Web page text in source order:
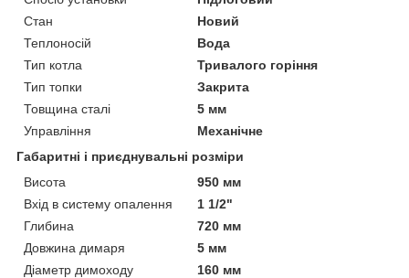
Стан
Новий
Теплоносій
Вода
Тип котла
Тривалого горіння
Тип топки
Закрита
Товщина сталі
5 мм
Управління
Механічне
Габаритні і приєднувальні розміри
Висота
950 мм
Вхід в систему опалення
1 1/2"
Глибина
720 мм
Довжина димаря
5 мм
Діаметр димоходу
160 мм